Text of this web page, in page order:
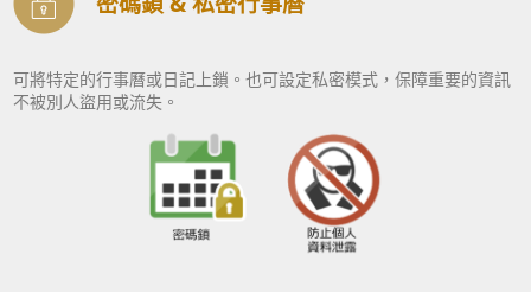
可將特定的行事曆或日記上鎖。也可設定私密模式，保障重要的資訊
不被別人盜用或流失。